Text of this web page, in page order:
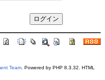
Team. Powered by PHP 8.3.32. HTML